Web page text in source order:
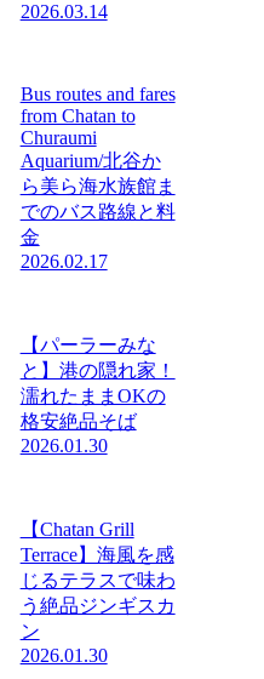
2026.03.14
Bus routes and fares
from Chatan to
Churaumi
Aquarium/北谷か
ら美ら海水族館ま
でのバス路線と料
金
2026.02.17
【パーラーみな
と】港の隠れ家！
濡れたままOKの
格安絶品そば
2026.01.30
【Chatan Grill
Terrace】海風を感
じるテラスで味わ
う絶品ジンギスカ
ン
2026.01.30